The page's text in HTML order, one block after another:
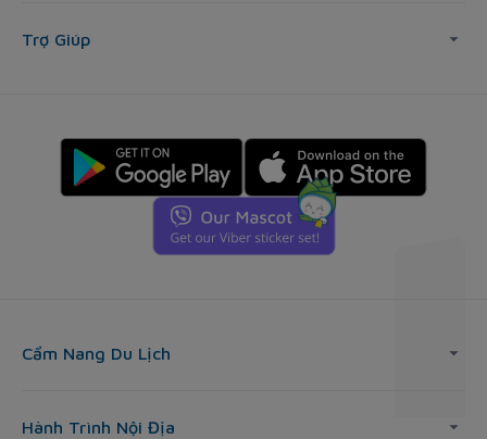
Trợ Giúp
Cẩm Nang Du Lịch
Hành Trình Nội Địa